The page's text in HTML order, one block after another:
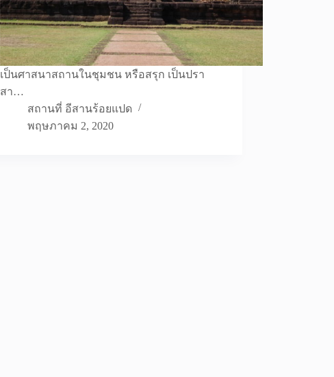
เป็นศาสนาสถานในชุมชน หรือสรุก เป็นปรา
สา…
สถานที่ อีสานร้อยแปด
พฤษภาคม 2, 2020